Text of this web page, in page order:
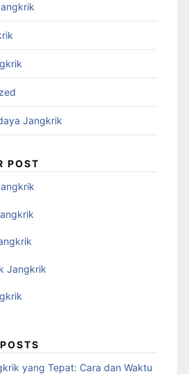
Jangkrik
POST
Jangkrik
yang Tepat: Cara dan Waktu